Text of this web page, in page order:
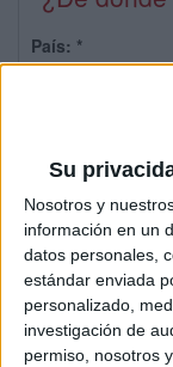
Su
Nosotros y
información en un
datos personales,
estándar enviada
personalizado,
investigación de
permiso, nosotros
País: *
Sobre ti
Soy:*
Chico